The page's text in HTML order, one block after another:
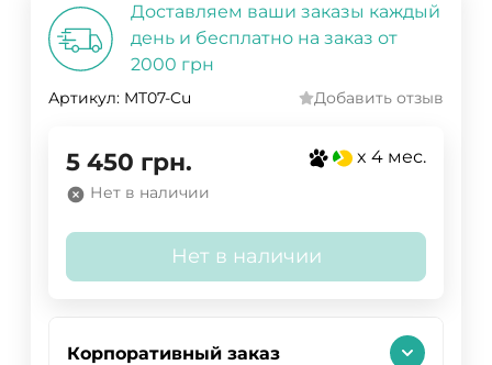
Доставляем ваши заказы каждый
день и бесплатно на заказ от
2000 грн
Артикул: MT07-Cu Добавить отзыв
5 450 грн. x 4 мес.
Нет в наличии
Нет в наличии
Корпоративный заказ